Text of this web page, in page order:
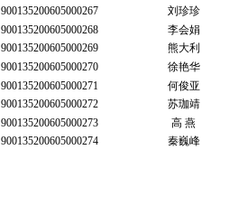
900135200605000267
刘珍珍
900135200605000268
李会娟
900135200605000269
熊大利
900135200605000270
徐艳华
900135200605000271
何俊亚
900135200605000272
苏珈靖
900135200605000273
高 燕
900135200605000274
秦巍峰